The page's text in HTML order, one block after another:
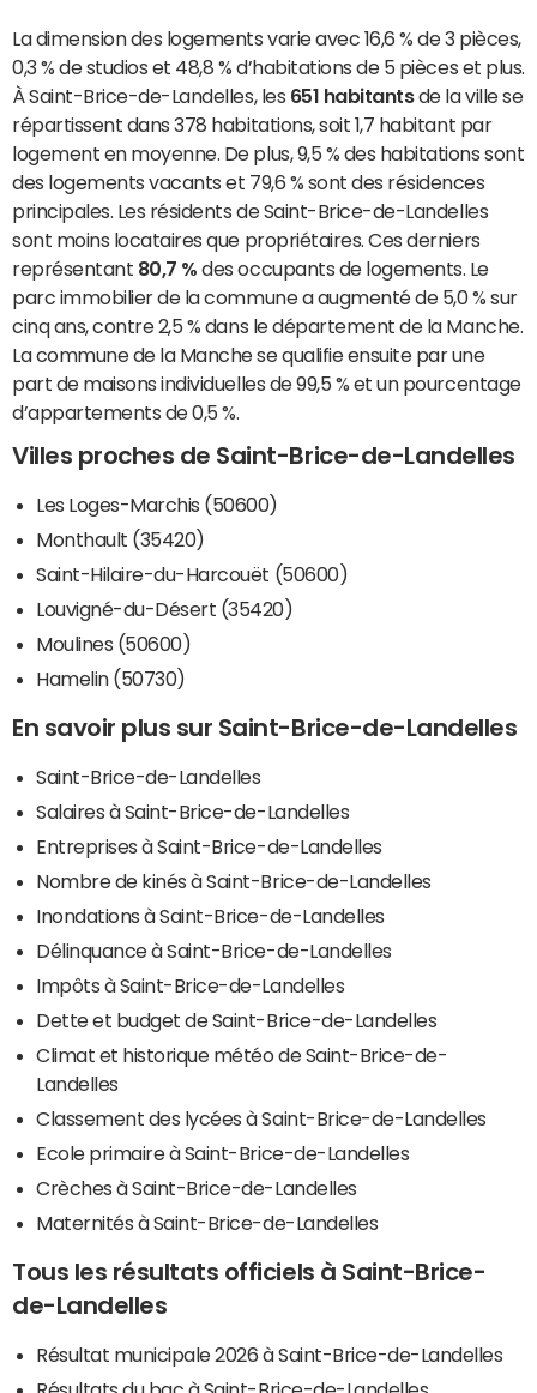
La dimension des logements varie avec 16,6 % de 3 pièces,
0,3 % de studios et 48,8 % d’habitations de 5 pièces et plus.
À Saint-Brice-de-Landelles, les 651 habitantsde la ville se
répartissent dans 378 habitations, soit 1,7 habitant par
logement en moyenne. De plus, 9,5 % des habitations sont
des logements vacants et 79,6 % sont des résidences
principales. Les résidents de Saint-Brice-de-Landelles
sont moins locataires que propriétaires. Ces derniers
représentant 80,7 % des occupants de logements. Le
parc immobilier de la commune a augmenté de 5,0 % sur
cinq ans, contre 2,5 % dans le département de la Manche.
La commune de la Manche se qualifie ensuite par une
part de maisons individuelles de 99,5 % et un pourcentage
d’appartements de 0,5 %.
Villes proches de Saint-Brice-de-Landelles
Les Loges-Marchis (50600)
Monthault (35420)
Saint-Hilaire-du-Harcouët (50600)
Louvigné-du-Désert (35420)
Moulines (50600)
Hamelin (50730)
En savoir plus sur Saint-Brice-de-Landelles
Saint-Brice-de-Landelles
Salaires à Saint-Brice-de-Landelles
Entreprises à Saint-Brice-de-Landelles
Nombre de kinés à Saint-Brice-de-Landelles
Inondations à Saint-Brice-de-Landelles
Délinquance à Saint-Brice-de-Landelles
Impôts à Saint-Brice-de-Landelles
Dette et budget de Saint-Brice-de-Landelles
Climat et historique météo de Saint-Brice-de-
Landelles
Classement des lycées à Saint-Brice-de-Landelles
Ecole primaire à Saint-Brice-de-Landelles
Crèches à Saint-Brice-de-Landelles
Maternités à Saint-Brice-de-Landelles
Tous les résultats officiels à Saint-Brice-
de-Landelles
Résultat municipale 2026 à Saint-Brice-de-Landelles